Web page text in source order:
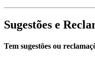
Sugestões e
Tem sugestões ou